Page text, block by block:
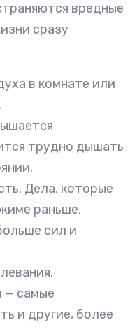
вредные
сразу
в комнате или
трудно дышать
Дела, которые
раньше,
сил и
— самые
и другие, более